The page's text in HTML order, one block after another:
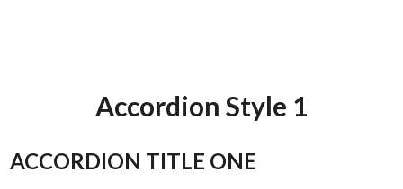
Accordion Style 1
ACCORDION TITLE ONE